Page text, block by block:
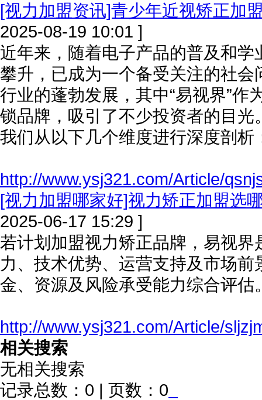
[视力加盟资讯]青少年近视矫正加
2025-08-19 10:01 ]
近年来，随着电子产品的普及和
攀升，已成为一个备受关注的社
行业的蓬勃发展，其中“易视界”
锁品牌，吸引了不少投资者的目
我们从以下几个维度进行深度剖析
http://www.ysj321.com/Article/
[视力加盟哪家好]视力矫正加盟选
2025-06-17 15:29 ]
若计划加盟视力矫正品牌，易视
力、技术优势、运营支持及市场
金、资源及风险承受能力综合评估
http://www.ysj321.com/Article/
相关搜索
无相关搜索
记录总数：0 | 页数：0